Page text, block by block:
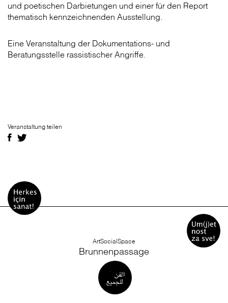
und poetischen Darbietungen und einer für den Report
thematisch kennzeichnenden Ausstellung.
Eine Veranstaltung der Dokumentations- und
Beratungsstelle rassistischer Angriffe.
Veranstaltung teilen
ArtSocialSpace
Brunnenpassage